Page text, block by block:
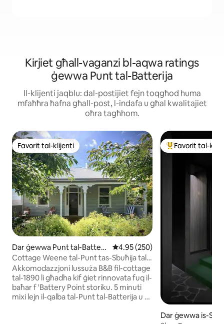
Kirjiet għall-vaganzi bl-aqwa ratings
ġewwa Punt tal-Batterija
Il-klijenti jaqblu: dal-postijiet fejn toqgħod huma
mfaħħra ħafna għall-post, l-indafa u għal kwalitajiet
oħra tagħhom.
Favorit tal-klijenti
Favorit tal-klijenti
Dar ġewwa Punt tal-Batterij
a
Rating medju ta' 4.95 minn 5,
4.95 (250)
Cottage Weene tal-Punt tas-Sbuħija tal-
Batteriji
Akkomodazzjoni lussuża B&B fil-cottage
tal-1890 li għadha kif ġiet rinnovata fuq il-
baħar f 'Battery Point storiku. 5 minuti
mixi lejn il-qalba tal-Punt tal-Batterija u 10
Wieħed mill-
Favorit tal-
Dar ġewwa is-